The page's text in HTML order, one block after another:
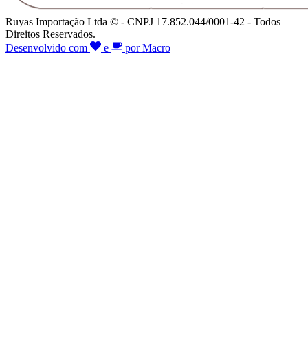
Ruyas Importação Ltda © - CNPJ 17.852.044/0001-42 - Todos
Direitos Reservados.
Desenvolvido com
e por Macro